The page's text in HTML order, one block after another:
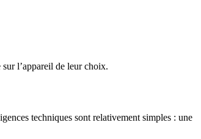
l’appareil de leur choix.
techniques sont relativement simples : une